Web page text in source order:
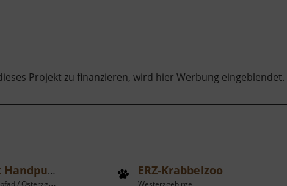
Projekt zu finanzieren, wird hier Werbung eingeblendet.
Pochwerk mit Handpumpe
/ Osterzgebirge
ERZ-Krabbelzoo
Westerzgebirge